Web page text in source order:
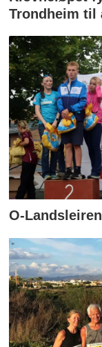
Trondheim til
O-